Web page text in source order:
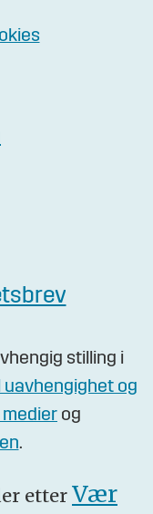
stilling i
uavhengighet og
og
.
etter Vær